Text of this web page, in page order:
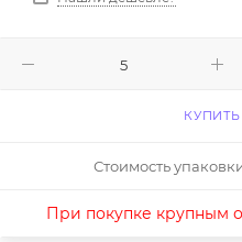
Стоимость
При покупке крупным